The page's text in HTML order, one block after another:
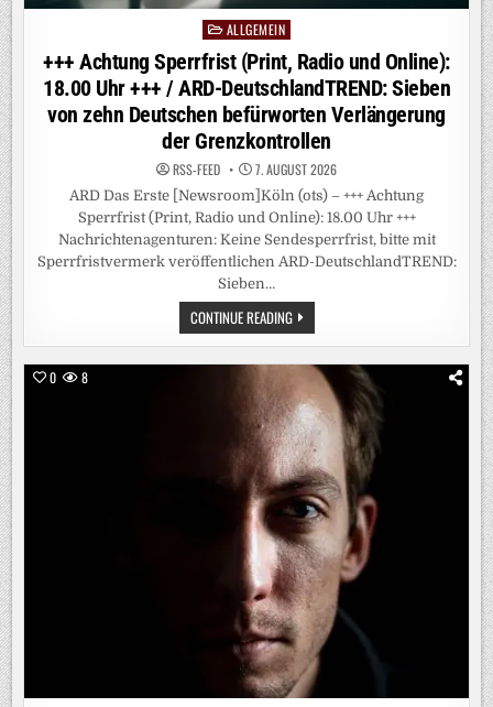
Posted
in
ALLGEMEIN
+++ Achtung Sperrfrist (Print, Radio und Online):
18.00 Uhr +++ / ARD-DeutschlandTREND: Sieben
von zehn Deutschen befürworten Verlängerung
der Grenzkontrollen
RSS-FEED 7. AUGUST 2026
ARD Das Erste [Newsroom]Köln (ots) – +++ Achtung
Sperrfrist (Print, Radio und Online): 18.00 Uhr +++
Nachrichtenagenturen: Keine Sendesperrfrist, bitte mit
Sperrfristvermerk veröffentlichen ARD-DeutschlandTREND:
Sieben…
CONTINUE READING+++
ACHTUNG
SPERRFRIST
(PRINT,
RADIO
ONLINE):
18.00
UHR
+++
/
ARD-
DEUTSCHLANDTREND:
SIEBEN
VON
ZEHN
DEUTSCHEN
BEFÜRWORTEN
VERLÄNGERUNG
DER
GRENZKONTROLLEN
0 8